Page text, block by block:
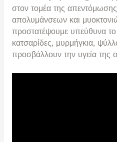
στον τομέα της
απολυμάνσεων και
προστατέψουμε υπεύθυνα
κατσαρίδες, μυρμήγκια,
προσβάλλουν την υγεία της